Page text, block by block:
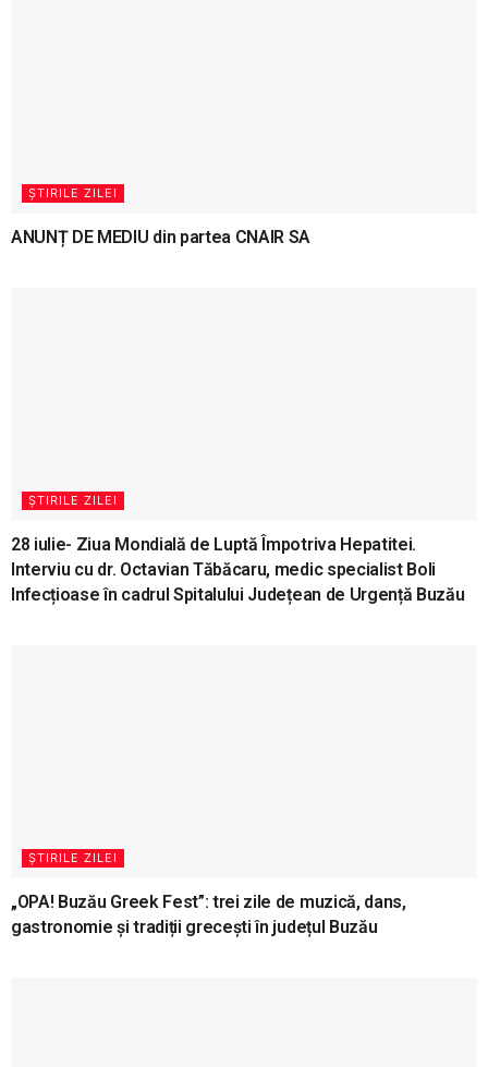
ȘTIRILE ZILEI
ANUNȚ DE MEDIU din partea CNAIR SA
ȘTIRILE ZILEI
28 iulie- Ziua Mondială de Luptă Împotriva Hepatitei.
Interviu cu dr. Octavian Tăbăcaru, medic specialist Boli
Infecțioase în cadrul Spitalului Județean de Urgență Buzău
ȘTIRILE ZILEI
„OPA! Buzău Greek Fest”: trei zile de muzică, dans,
gastronomie și tradiții grecești în județul Buzău